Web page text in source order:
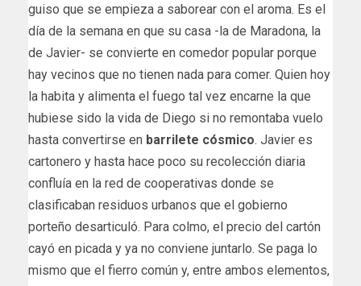
guiso que se empieza a saborear con el aroma. Es el
día de la semana en que su casa -la de Maradona, la
de Javier- se convierte en comedor popular porque
hay vecinos que no tienen nada para comer. Quien hoy
la habita y alimenta el fuego tal vez encarne la que
hubiese sido la vida de Diego si no remontaba vuelo
hasta convertirse en barrilete cósmico. Javier es
cartonero y hasta hace poco su recolección diaria
confluía en la red de cooperativas donde se
clasificaban residuos urbanos que el gobierno
porteño desarticuló. Para colmo, el precio del cartón
cayó en picada y ya no conviene juntarlo. Se paga lo
mismo que el fierro común y, entre ambos elementos,